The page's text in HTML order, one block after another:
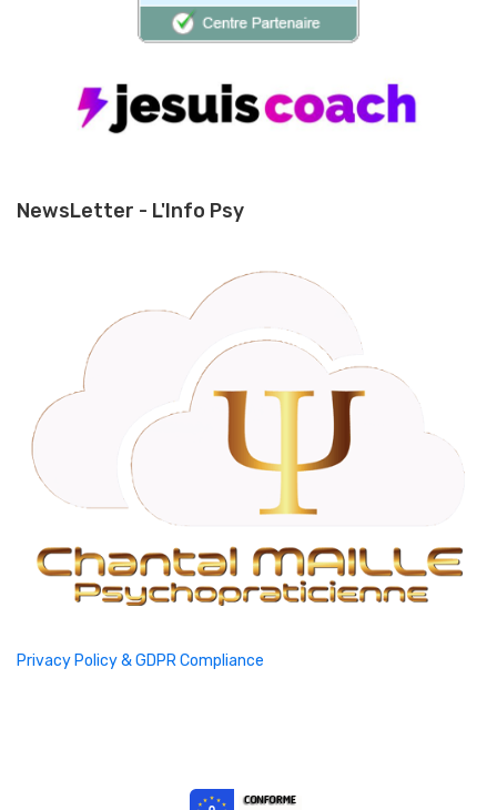
NewsLetter - L'Info Psy
Privacy Policy & GDPR Compliance